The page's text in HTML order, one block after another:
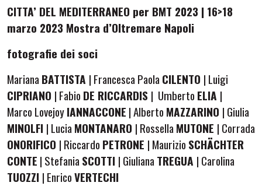
CITTA’ DEL MEDITERRANEO per BMT 2023 | 16>18
marzo 2023 Mostra d’Oltremare Napoli
fotografie dei soci
MarianaBATTISTA | Francesca PaolaCILENTO | Luigi
CIPRIANO | Fabio DE RICCARDIS | Umberto ELIA |
Marco LovejoyIANNACCONE | Alberto MAZZARINO | Giulia
MINOLFI | LuciaMONTANARO | RossellaMUTONE | Corrada
ONORIFICO | Riccardo PETRONE | Maurizio SCHÄCHTER
CONTE | StefaniaSCOTTI | GiulianaTREGUA | Carolina
TUOZZI | EnricoVERTECHI